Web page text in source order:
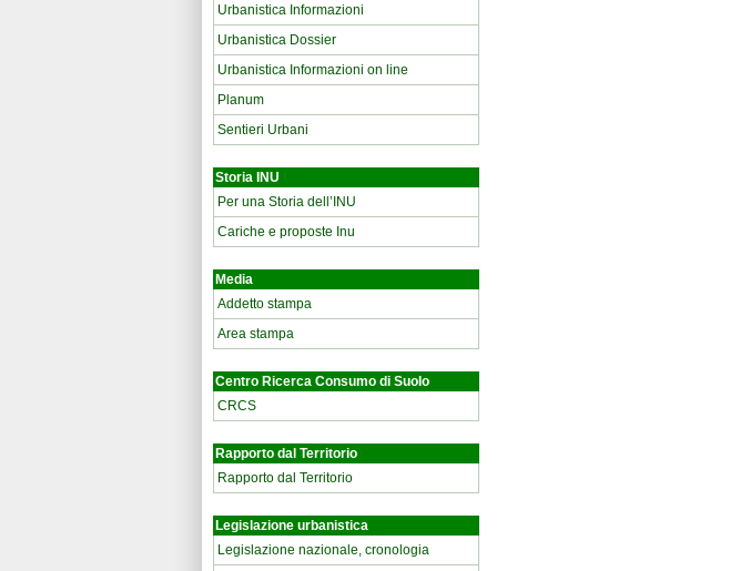
Urbanistica Informazioni
Urbanistica Dossier
Urbanistica Informazioni on line
Planum
Sentieri Urbani
Storia INU
Per una Storia dell’INU
Cariche e proposte Inu
Media
Addetto stampa
Area stampa
Centro Ricerca Consumo di Suolo
CRCS
Rapporto dal Territorio
Rapporto dal Territorio
Legislazione urbanistica
Legislazione nazionale, cronologia